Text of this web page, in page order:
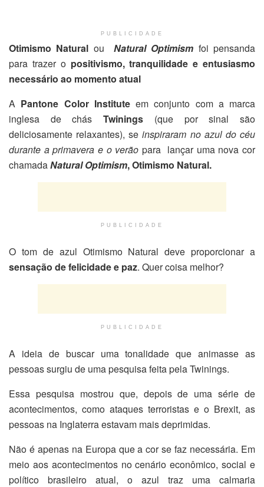
PUBLICIDADE
Otimismo Natural ouNatural Optimism foi pensanda
para trazer o positivismo, tranquilidade e entusiasmo
necessário ao momento atual
A Pantone Color Instituteem conjunto com a marca
inglesa de chásTwinings (que por sinal são
deliciosamente relaxantes), seinspiraram no azul do céu
durante a primavera e o verão para lançar uma nova cor
chamadaNatural Optimism, Otimismo Natural.
PUBLICIDADE
O tom de azul Otimismo Natural deve proporcionar a
sensação de felicidade e paz. Quer coisa melhor?
PUBLICIDADE
A ideia de buscar uma tonalidade que animasse as
pessoas surgiu de uma pesquisa feita pela Twinings.
Essa pesquisa mostrou que, depois de uma série de
acontecimentos, como ataques terroristas e o Brexit, as
pessoas na Inglaterra estavam mais deprimidas.
Não é apenas na Europa que a cor se faz necessária. Em
meio aos acontecimentos no cenário econômico, social e
político brasileiro atual, o azul traz uma calmaria